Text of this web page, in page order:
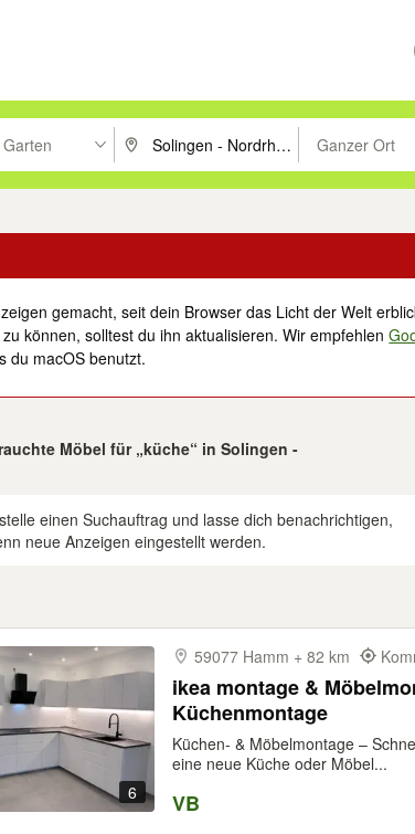
oder Vorschläge mit den Pfeiltasten nach oben/
PLZ oder Ort eingeben. Eingabetaste
Ganzer Ort
Suche im
gemacht, seit dein Browser das Licht der Welt
können, solltest du ihn aktualisieren. Wir empfehlen
du macOS benutzt.
Möbel für „küche“ in Solingen -
einen Suchauftrag und lasse dich benachrichtigen,
neue Anzeigen eingestellt werden.
6
59077 Hamm + 82 km
ikea montage &
Küchenmontage
Küchen- & Möbelmontage –
eine neue Küche oder Möbel...
VB